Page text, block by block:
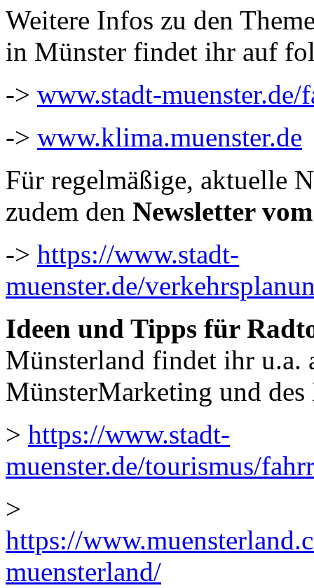
Weitere Infos zu den
in Münster findet ihr auf
-> www.stadt-muenster.de/
-> www.klima.muenster.de
Für regelmäßige, aktuelle
zudem den Newsletter
-> https://www.stadt-
muenster.de/
Ideen und Tipps für
Münsterland findet ihr u.a.
MünsterMarketing und des
> https://www.stadt-
muenster.de/tourismus/
>
https://
muensterland/